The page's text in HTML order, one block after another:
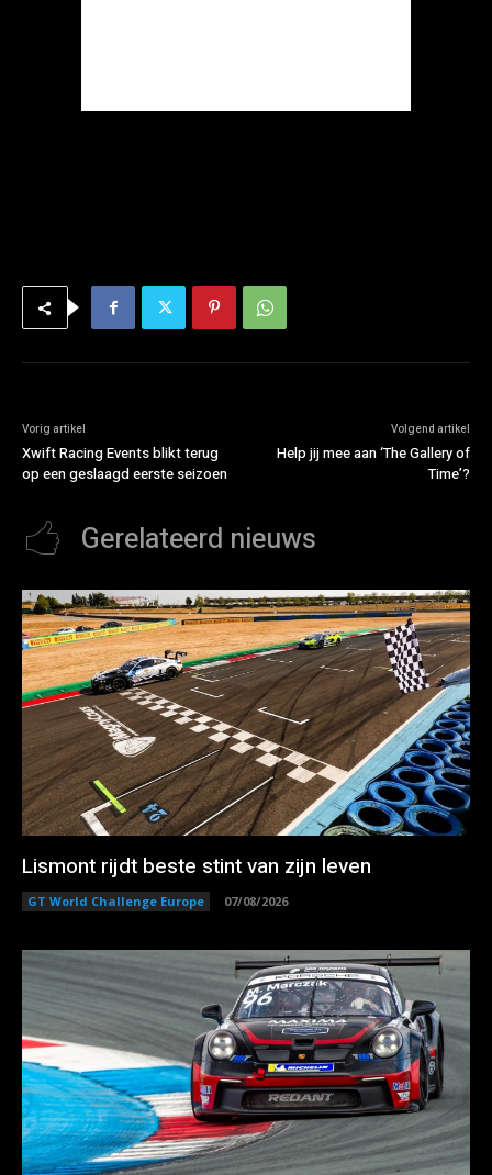
Vorig artikel
Xwift Racing Events blikt terug
op een geslaagd eerste seizoen
Volgend artikel
Help jij mee aan ‘The Gallery of
Time’?
Gerelateerd nieuws
Lismont rijdt beste stint van zijn leven
GT World Challenge Europe 07/08/2026